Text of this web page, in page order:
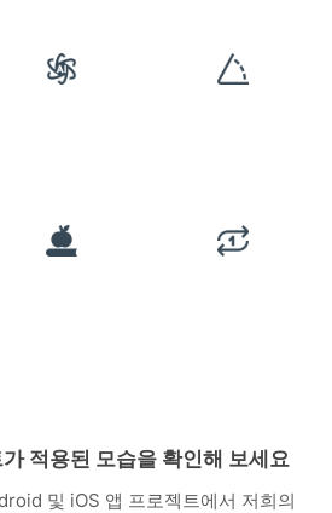
적용된 모습을 확인해 보세요
및 iOS 앱 프로젝트에서 저희의